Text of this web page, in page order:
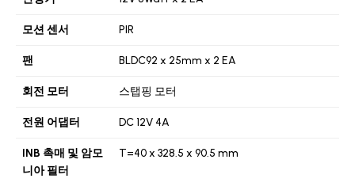
모션 센서 PIR
팬 BLDC92 x 25mm x 2 EA
회전 모터 스탭핑 모터
전원 어댑터 DC 12V 4A
INB 촉매 및 암모
니아 필터
T=40 x 328.5 x 90.5 mm